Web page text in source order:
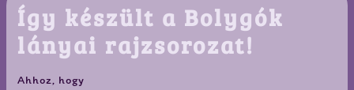
Így készült a Bolygók
lányai rajzsorozat!
Ahhoz, hogy